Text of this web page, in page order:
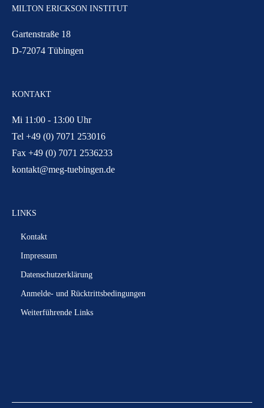
MILTON ERICKSON INSTITUT
Gartenstraße 18
D-72074 Tübingen
KONTAKT
Mi 11:00 - 13:00 Uhr
Tel +49 (0) 7071 253016
Fax +49 (0) 7071 2536233
kontakt@meg-tuebingen.de
LINKS
Kontakt
Impressum
Datenschutzerklärung
Anmelde- und Rücktrittsbedingungen
Weiterführende Links